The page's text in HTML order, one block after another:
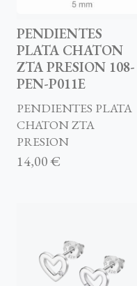
PENDIENTES
PLATA CHATON
ZTA PRESION 108-
PEN-P011E
PENDIENTES PLATA
CHATON ZTA
PRESION
14,00 €